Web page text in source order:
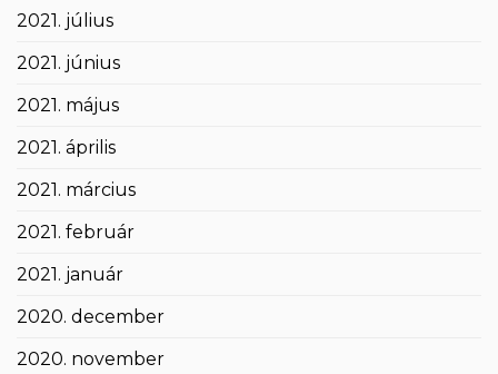
2021. július
2021. június
2021. május
2021. április
2021. március
2021. február
2021. január
2020. december
2020. november